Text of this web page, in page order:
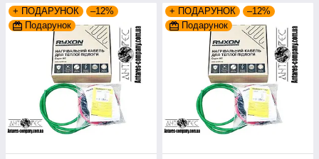
+ ПОДАРУНОК
–12%
Подарунок
+ ПОДАРУНОК
–12%
Подарунок